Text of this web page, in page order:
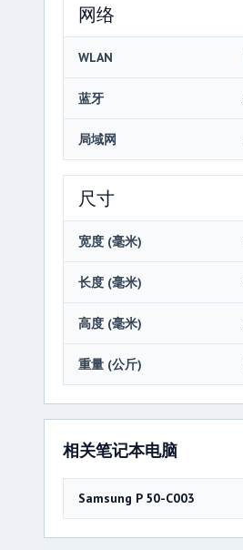
网络
WLAN
蓝牙
局域网
尺寸
宽度 (毫米)
长度 (毫米)
高度 (毫米)
重量 (公斤)
相关笔记本电脑
Samsung P 50-C003